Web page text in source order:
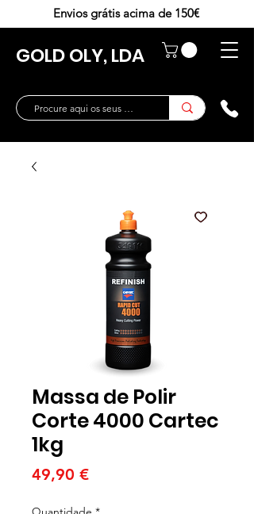
GOLD OLY, LDA
Envios grátis acima de 150€
Massa de Polir
Corte 4000 Cartec
1kg
49,90 €Preço